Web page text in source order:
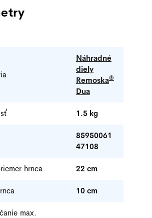
plechu.
vášho varenia.
pokojne aj na indukčnom
Náhradné
diely
Remoska®
Dua
1.5 kg
85950061
47108
hrnca 22 cm
10 cm
max.